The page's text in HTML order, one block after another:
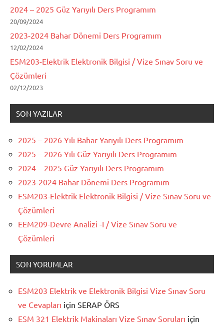
2024 – 2025 Güz Yarıyılı Ders Programım
20/09/2024
2023-2024 Bahar Dönemi Ders Programım
12/02/2024
ESM203-Elektrik Elektronik Bilgisi / Vize Sınav Soru ve
Çözümleri
02/12/2023
SON YAZILAR
2025 – 2026 Yılı Bahar Yarıyılı Ders Programım
2025 – 2026 Yılı Güz Yarıyılı Ders Programım
2024 – 2025 Güz Yarıyılı Ders Programım
2023-2024 Bahar Dönemi Ders Programım
ESM203-Elektrik Elektronik Bilgisi / Vize Sınav Soru ve
Çözümleri
EEM209-Devre Analizi -I / Vize Sınav Soru ve
Çözümleri
SON YORUMLAR
ESM203 Elektrik ve Elektronik Bilgisi Vize Sınav Soru
ve Cevapları için SERAP ÖRS
ESM 321 Elektrik Makinaları Vize Sınav Soruları için